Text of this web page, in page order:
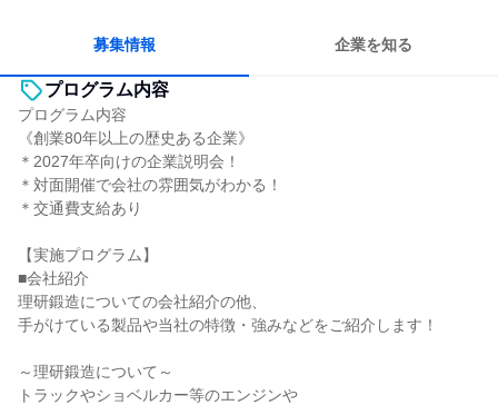
募集情報 企業を知る
プログラム内容
プログラム内容
《創業80年以上の歴史ある企業》
＊2027年卒向けの企業説明会！
＊対面開催で会社の雰囲気がわかる！
＊交通費支給あり
【実施プログラム】
■会社紹介
理研鍛造についての会社紹介の他、
手がけている製品や当社の特徴・強みなどをご紹介します！
～理研鍛造について～
トラックやショベルカー等のエンジンや